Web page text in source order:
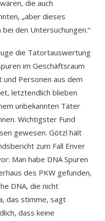
die auch
„aber dieses
den Untersuchungen.“
die Tatortauswertung
im Geschäftsraum
Personen aus dem
letztendlich blieben
unbekannten Täter
Wichtigster Fund
gewesen. Götzl hält
zum Fall Enver
Man habe DNA Spuren
des PKW gefunden,
DNA, die nicht
das stimme, sagt
dass keine